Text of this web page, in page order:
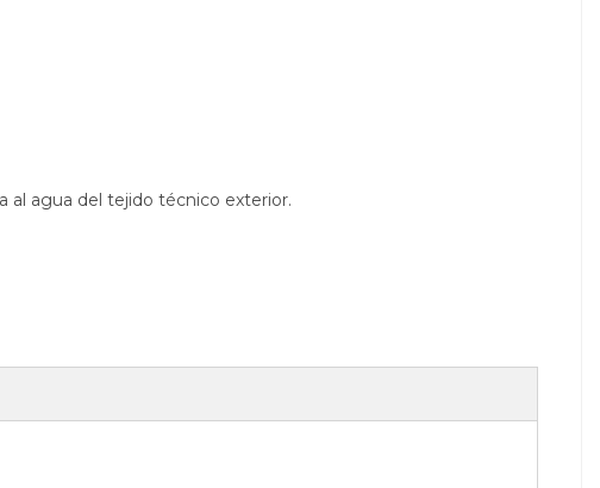
al agua del tejido técnico exterior.